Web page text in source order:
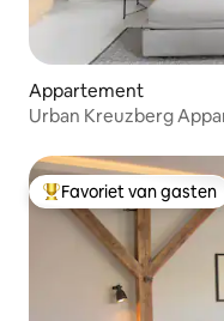
Appartement
Urban Kreuzberg
Topfavoriet van gasten
Favoriet van gasten